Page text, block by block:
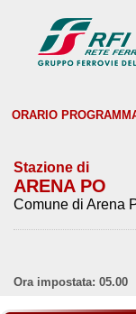
ORARIO
Stazione di
ARENA PO
Comune di Arena
Ora impostata: 05.00